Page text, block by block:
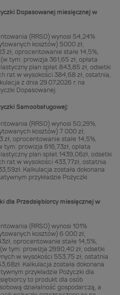
Dopasowanej miesięcznej w
(RRSO) wynosi 54,24%
kosztów) 5000 zł,
zł, oprocentowanie stałe 14,5%,
tym: prowizja 361,65 zł, opłata
plan spłat 843,85 zł, odsetki
rat w wysokości 384,68 zł, ostatnia,
z dnia 29.07.2026 r. na
Dopasowanej.
Samoobsługowej:
(RRSO) wynosi 50,29%,
kosztów) 7 000 zł,
zł, oprocentowanie stałe 14,5%,
tym: prowizja 616,73zł, opłata
plan spłat 1439,06zł, odsetki
rat w wysokości 433,77zł, ostatnia
Kalkulacja została dokonana
przykładzie Pożyczki
dla Przedsiębiorcy miesięcznej w
(RRSO) wynosi 101%
kosztów) 6 000 zł,
oprocentowanie stałe 14,5%,
tym: prowizja 2990,40 zł, odsetki
w wysokości 553,75 zł, ostatnia
Kalkulacja została dokonana
przykładzie Pożyczki dla
to produkt dla osób
działalność gospodarczą, a